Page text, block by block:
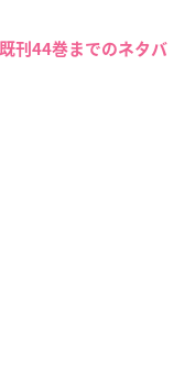
刊44巻までのネタバ